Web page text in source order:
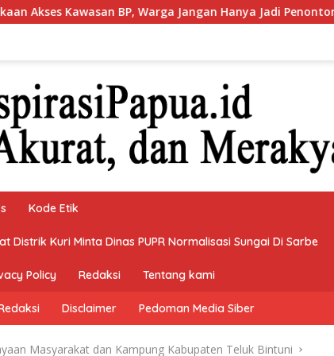
Hanya Jadi Penonton Bupati Teluk Bintuni
Kode Etik
Distrik Kuri Minta Dinas PUPR Normalisasi Sungai Di Sarbe
Policy Redaksi Tentang kami
Disclaimer Pedoman Media Siber
Masyarakat dan Kampung Kabupaten Teluk Bintuni